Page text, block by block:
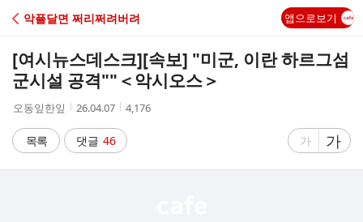
C
A
악플달면 쩌리쩌려버려 앱으로보기
[여시뉴스데스크][속보] "미군, 이란 하르그섬
군시설 공격""＜악시오스＞
작
자
오동잎한잎
작
시
간
26.04.07
조
수
4,176
목록 댓글 46
글
가
글
자
가